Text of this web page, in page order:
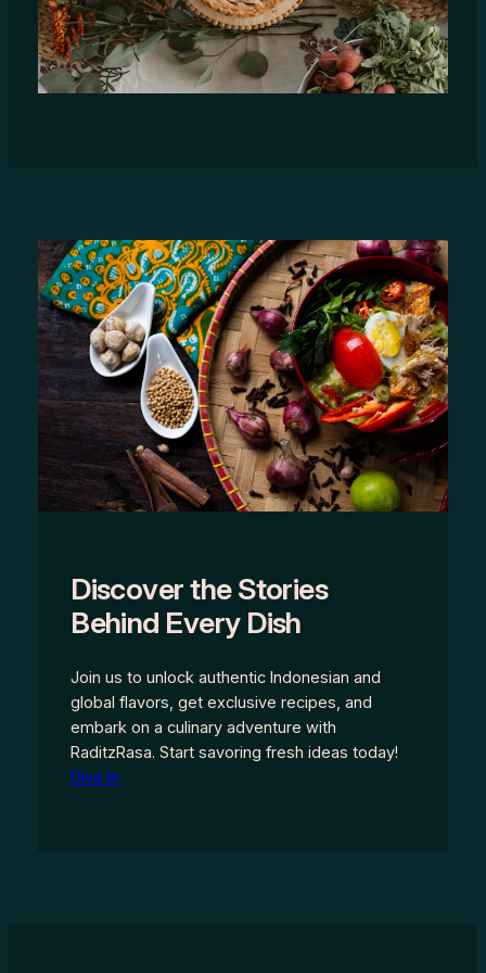
Discover the Stories
Behind Every Dish
Join us to unlock authentic Indonesian and
global flavors, get exclusive recipes, and
embark on a culinary adventure with
RaditzRasa. Start savoring fresh ideas today!
Dive In